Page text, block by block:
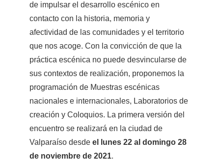
de impulsar el desarrollo escénico en
contacto con la historia, memoria y
afectividad de las comunidades y el territorio
que nos acoge. Con la convicción de que la
práctica escénica no puede desvincularse de
sus contextos de realización, proponemos la
programación de Muestras escénicas
nacionales e internacionales, Laboratorios de
creación y Coloquios. La primera versión del
encuentro se realizará en la ciudad de
Valparaíso desde el lunes 22 al domingo 28
de noviembre de 2021.